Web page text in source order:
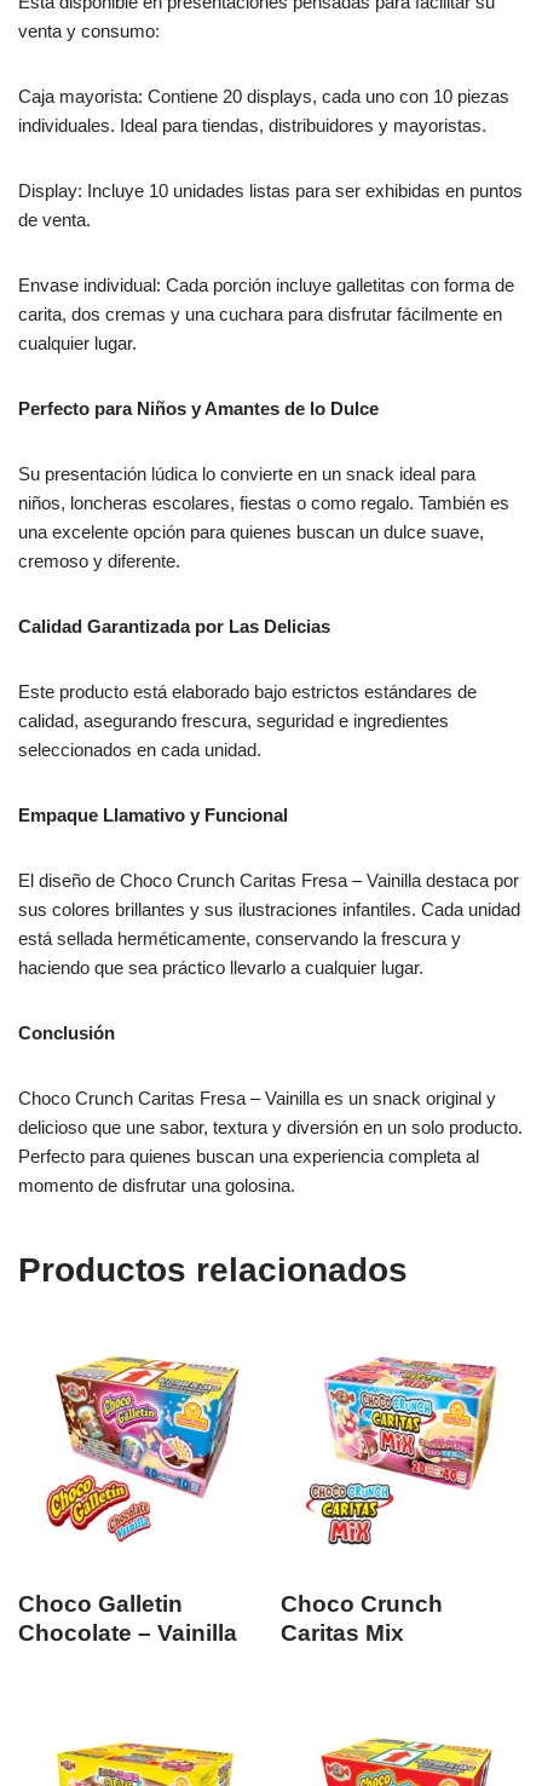
venta y consumo:
Caja mayorista: Contiene 20 displays, cada uno con 10 piezas
individuales. Ideal para tiendas, distribuidores y mayoristas.
Display: Incluye 10 unidades listas para ser exhibidas en puntos
de venta.
Envase individual: Cada porción incluye galletitas con forma de
carita, dos cremas y una cuchara para disfrutar fácilmente en
cualquier lugar.
Perfecto para Niños y Amantes de lo Dulce
Su presentación lúdica lo convierte en un snack ideal para
niños, loncheras escolares, fiestas o como regalo. También es
una excelente opción para quienes buscan un dulce suave,
cremoso y diferente.
Calidad Garantizada por Las Delicias
Este producto está elaborado bajo estrictos estándares de
calidad, asegurando frescura, seguridad e ingredientes
seleccionados en cada unidad.
Empaque Llamativo y Funcional
El diseño de Choco Crunch Caritas Fresa – Vainilla destaca por
sus colores brillantes y sus ilustraciones infantiles. Cada unidad
está sellada herméticamente, conservando la frescura y
haciendo que sea práctico llevarlo a cualquier lugar.
Conclusión
Choco Crunch Caritas Fresa – Vainilla es un snack original y
delicioso que une sabor, textura y diversión en un solo producto.
Perfecto para quienes buscan una experiencia completa al
momento de disfrutar una golosina.
Productos relacionados
Choco Galletin
Chocolate – Vainilla
Choco Crunch
Caritas Mix